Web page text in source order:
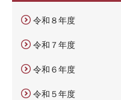
令和８年度
令和７年度
令和６年度
令和５年度